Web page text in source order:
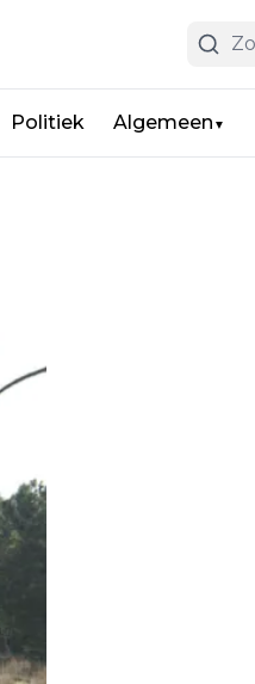
Politiek Algemeen ▼